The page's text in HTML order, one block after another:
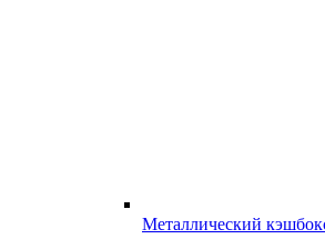
Металлический